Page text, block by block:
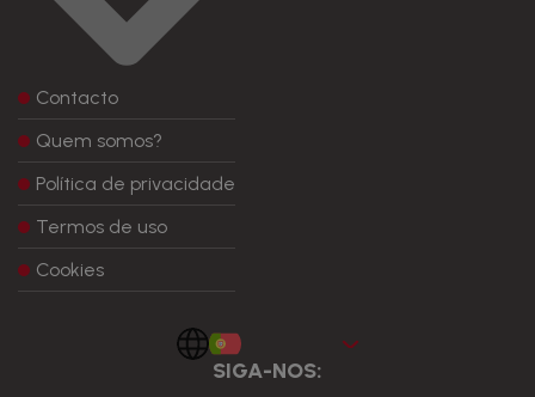
Contacto
Quem somos?
Política de privacidade
Termos de uso
Cookies
SIGA-NOS: